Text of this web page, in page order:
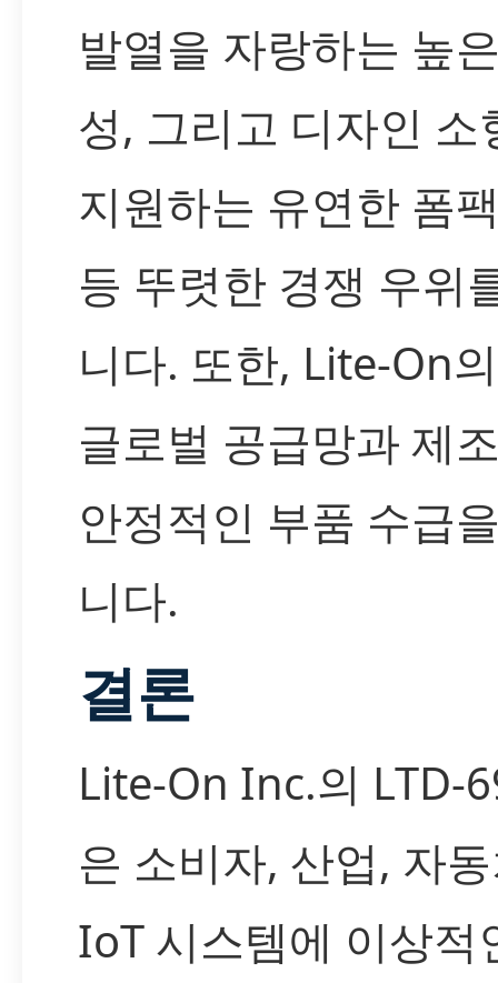
발열을 자랑하는 높
성, 그리고 디자인 소
지원하는 유연한 폼
등 뚜렷한 경쟁 우위
니다. 또한, Lite-On
글로벌 공급망과 제
안정적인 부품 수급
니다.
결론
Lite-On Inc.의 LTD-
은 소비자, 산업, 자
IoT 시스템에 이상적